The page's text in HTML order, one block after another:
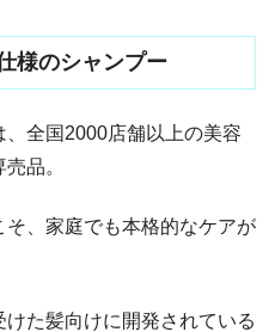
様のシャンプー
全国2000店舗以上の美容
品。
そ、家庭でも本格的なケアが
た髪向けに開発されている